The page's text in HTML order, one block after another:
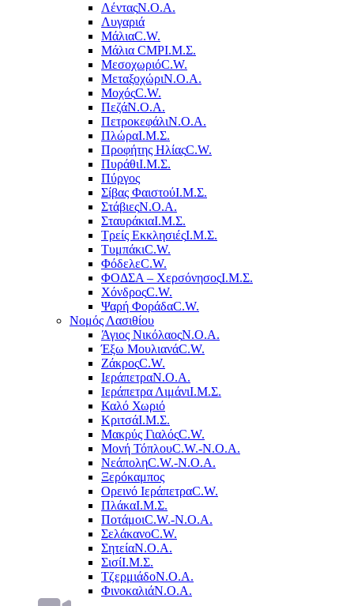
ΛένταςΝ.Ο.Α.
Λυγαριά
ΜάλιαC.W.
Μάλια CMPΙ.Μ.Σ.
ΜεσοχωριόC.W.
ΜεταξοχώριΝ.Ο.Α.
ΜοχόςC.W.
ΠεζάΝ.Ο.Α.
ΠετροκεφάλιΝ.Ο.Α.
ΠλώραΙ.Μ.Σ.
Προφήτης ΗλίαςC.W.
ΠυράθιΙ.Μ.Σ.
Πύργος
Σίβας ΦαιστούΙ.Μ.Σ.
ΣτάβιεςΝ.Ο.Α.
ΣταυράκιαΙ.Μ.Σ.
Τρείς ΕκκλησιέςΙ.Μ.Σ.
ΤυμπάκιC.W.
ΦόδελεC.W.
ΦΟΔΣΑ – ΧερσόνησοςΙ.Μ.Σ.
ΧόνδροςC.W.
Ψαρή ΦοράδαC.W.
Νομός Λασιθίου
Άγιος ΝικόλαοςΝ.Ο.Α.
Έξω ΜουλιανάC.W.
ΖάκροςC.W.
ΙεράπετραΝ.Ο.Α.
Ιεράπετρα ΛιμάνιΙ.Μ.Σ.
Καλό Χωριό
ΚριτσάΙ.Μ.Σ.
Μακρύς ΓιαλόςC.W.
Μονή ΤόπλουC.W.-Ν.Ο.Α.
ΝεάποληC.W.-Ν.Ο.Α.
Ξερόκαμπος
Ορεινό ΙεράπετραC.W.
ΠλάκαΙ.Μ.Σ.
ΠοτάμοιC.W.-Ν.Ο.Α.
ΣελάκανοC.W.
ΣητείαΝ.Ο.Α.
ΣισίΙ.Μ.Σ.
ΤζερμιάδοΝ.Ο.Α.
ΦινοκαλιάΝ.Ο.Α.